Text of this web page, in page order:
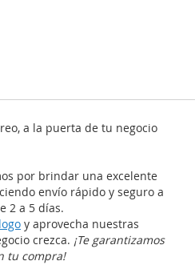
a la puerta de tu negocio
por brindar una excelente
envío rápido y seguro a
2 a 5 días.
y aprovecha nuestras
crezca. ¡Te garantizamos
tu compra!